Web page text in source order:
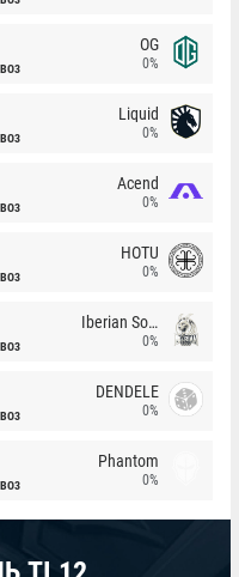
BO3
OG
0%
BO3
Liquid
0%
BO3
Acend
0%
BO3
HOTU
0%
BO3
Iberian Soul
0%
BO3
DENDELE
0%
BO3
Phantom
0%